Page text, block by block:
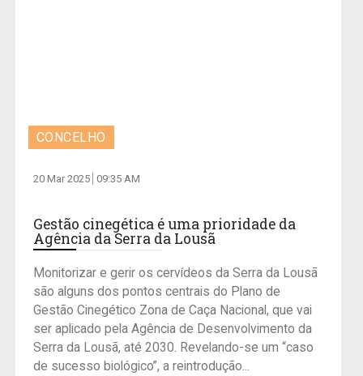
CONCELHO
20 Mar 2025 09:35 AM
Gestão cinegética é uma prioridade da
Agência da Serra da Lousã
Monitorizar e gerir os cervídeos da Serra da Lousã
são alguns dos pontos centrais do Plano de
Gestão Cinegético Zona de Caça Nacional, que vai
ser aplicado pela Agência de Desenvolvimento da
Serra da Lousã, até 2030. Revelando-se um “caso
de sucesso biológico”, a reintrodução...